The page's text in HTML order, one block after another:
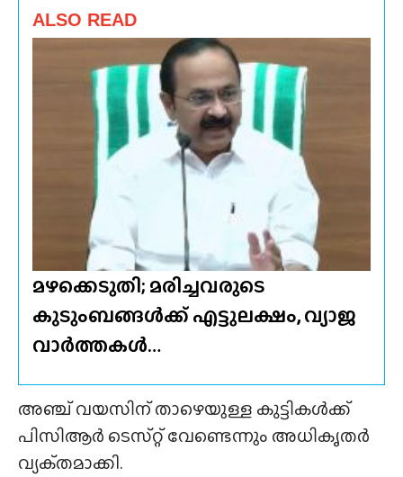
ALSO READ
മഴക്കെടുതി; മരിച്ചവരുടെ
കുടുംബങ്ങൾക്ക് എട്ടുലക്ഷം, വ്യാജ
വാർത്തകൾ…
അഞ്ച് വയസിന് താഴെയുള്ള കുട്ടികൾക്ക്
പിസിആർ ടെസ്‌റ്റ് വേണ്ടെന്നും അധികൃതർ
വ്യക്‌തമാക്കി.